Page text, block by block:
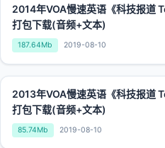
2014年VOA慢速英语《科技报道
打包下载(音频+文本)
187.64Mb 2019-08-10
2013年VOA慢速英语《科技报道
打包下载(音频+文本)
85.74Mb 2019-08-10